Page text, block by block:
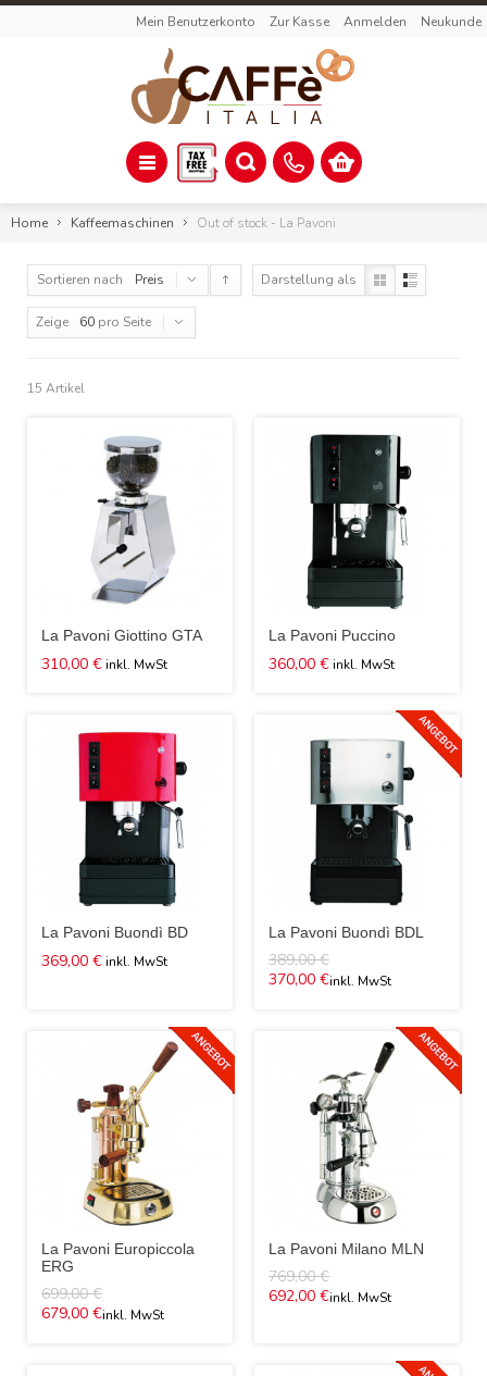
Mein Benutzerkonto Zur Kasse Anmelden Neukunde
Home Kaffeemaschinen Out of stock - La Pavoni
Sortieren nach Preis Darstellung als
Zeige 60 pro Seite
15 Artikel
La Pavoni Giottino GTA
310,00 €
La Pavoni Puccino
360,00 €
La Pavoni Buondì BD
369,00 €
La Pavoni Buondì BDL
389,00 €
370,00 €
La Pavoni Europiccola
ERG
699,00 €
679,00 €
La Pavoni Milano MLN
769,00 €
692,00 €